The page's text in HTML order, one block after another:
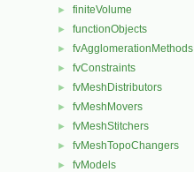
► finiteVolume
► functionObjects
► fvAgglomerationMethods
► fvConstraints
► fvMeshDistributors
► fvMeshMovers
► fvMeshStitchers
► fvMeshTopoChangers
► fvModels